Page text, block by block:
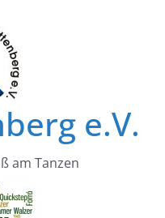
e.V.
am Tanzen